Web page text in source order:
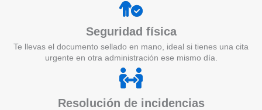
Seguridad física
Te llevas el documento sellado en mano, ideal si tienes una cita
urgente en otra administración ese mismo día.
Resolución de incidencias